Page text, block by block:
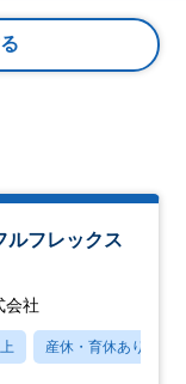
ルフレックス
会社
産休・育休あり